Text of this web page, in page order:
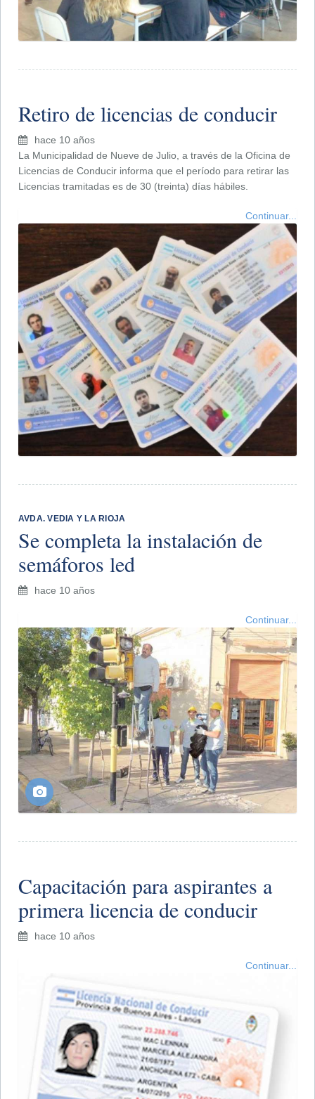
Retiro de licencias de conducir
hace 10 años
La Municipalidad de Nueve de Julio, a través de la Oficina de
Licencias de Conducir informa que el período para retirar las
Licencias tramitadas es de 30 (treinta) días hábiles.
Continuar...
AVDA. VEDIA Y LA RIOJA
Se completa la instalación de
semáforos led
hace 10 años
Continuar...
Capacitación para aspirantes a
primera licencia de conducir
hace 10 años
Continuar...